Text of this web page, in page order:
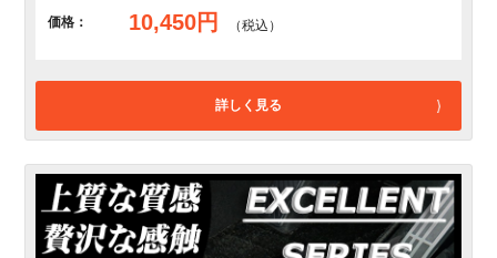
価格： 10,450円 （税込）
詳しく見る